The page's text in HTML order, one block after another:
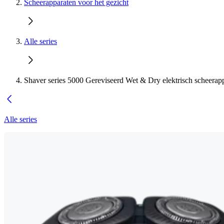
Scheerapparaten voor het gezicht
Alle series
Shaver series 5000 Gereviseerd Wet & Dry elektrisch
Alle series